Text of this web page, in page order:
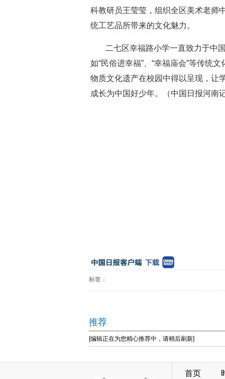
科教研员王莹莹，组织全区美术老师
统工艺品所带来的文化魅力。
二七区幸福路小学一直致力于中
如“民俗进幸福”、“幸福庙会”等传统
物质文化遗产在校园中得以呈现，让
成长为中国好少年。（中国日报河南
标签：
推荐
[编辑正在为您精心推荐中，请稍后刷新]
首页